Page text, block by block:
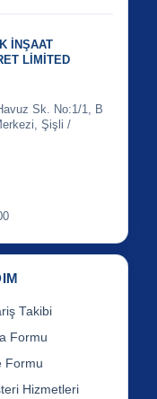
İNŞAAT
LİMİTED
Sk. No:1/1, B
Şişli /
Takibi
Formu
Formu
Hizmetleri